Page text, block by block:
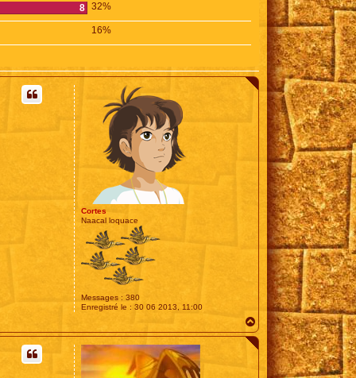
8 32%
16%
Cortes
Naacal loquace
Messages : 380
Enregistré le : 30 06 2013, 11:00
a
u